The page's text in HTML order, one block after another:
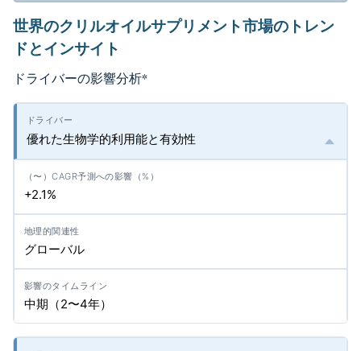
世界のクリルオイルサプリメント市場のトレン
ドとインサイト
ドライバーの影響分析*
優れた生物学的利用能と有効性
+2.1%
グローバル
中期（2〜4年）